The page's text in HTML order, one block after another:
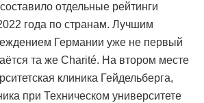
отдельные рейтинги
года по странам. Лучшим
Германии уже не первый
та же Charité. На втором месте
клиника Гейдельберга,
при Техническом университете